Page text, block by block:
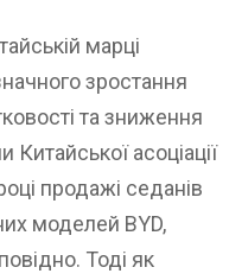
марці
зростання
та зниження
асоціації
продажі седанів
моделей BYD,
Тоді як